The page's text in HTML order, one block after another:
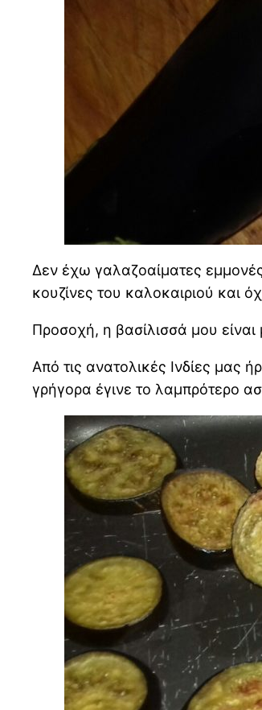
Δεν έχω γαλαζοαίματες
κουζίνες του καλοκαιριού και
Προσοχή, η βασίλισσά μου είναι
Από τις ανατολικές Ινδίες μας
γρήγορα έγινε το λαμπρότερο